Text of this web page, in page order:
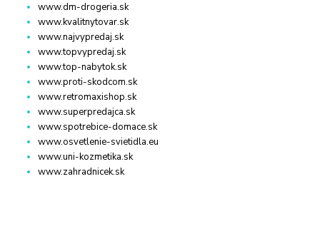
www.dm-drogeria.sk
www.kvalitnytovar.sk
www.najvypredaj.sk
www.topvypredaj.sk
www.top-nabytok.sk
www.proti-skodcom.sk
www.retromaxishop.sk
www.superpredajca.sk
www.spotrebice-domace.sk
www.osvetlenie-svietidla.eu
www.uni-kozmetika.sk
www.zahradnicek.sk